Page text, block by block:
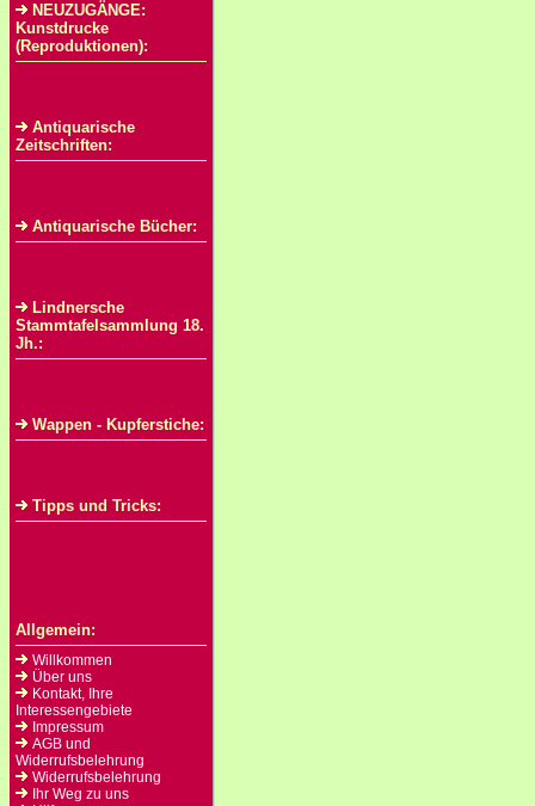
NEUZUGÄNGE:
Kunstdrucke
(Reproduktionen):
Antiquarische
Zeitschriften:
Antiquarische Bücher:
Lindnersche
Stammtafelsammlung 18.
Jh.:
Wappen - Kupferstiche:
Tipps und Tricks:
Allgemein:
Willkommen
Über uns
Kontakt, Ihre
Interessengebiete
Impressum
AGB und
Widerrufsbelehrung
Widerrufsbelehrung
Ihr Weg zu uns